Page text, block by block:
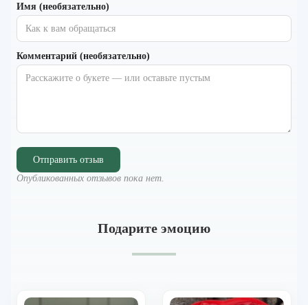
Имя (необязательно)
Комментарий (необязательно)
Отправить отзыв
Опубликованных отзывов пока нет.
Подарите эмоцию